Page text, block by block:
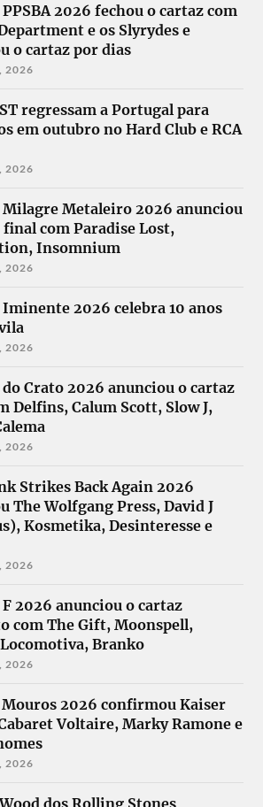
2026 fechou o cartaz com
e os Slyrydes e
o cartaz por dias
2026
regressam a Portugal para
em outubro no Hard Club e RCA
2026
Milagre Metaleiro 2026 anunciou
final com Paradise Lost,
Insomnium
2026
2026 celebra 10 anos
2026
Crato 2026 anunciou o cartaz
Delfins, Calum Scott, Slow J,
2026
Strikes Back Again 2026
The Wolfgang Press, David J
Kosmetika, Desinteresse e
2026
2026 anunciou o cartaz
com The Gift, Moonspell,
Branko
2026
2026 confirmou Kaiser
Voltaire, Marky Ramone e
2026
dos Rolling Stones